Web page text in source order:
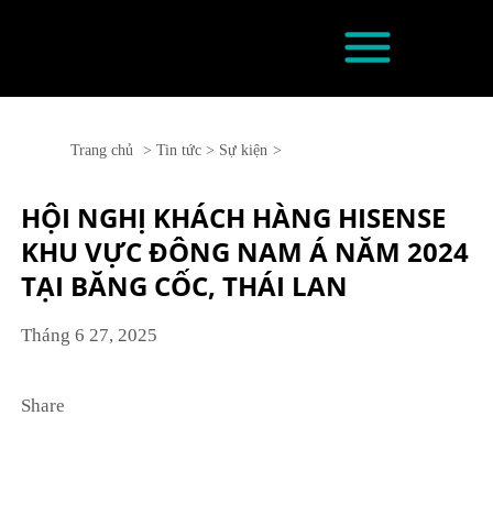
Trang chủ Tin tức Sự kiện
HỘI NGHỊ KHÁCH HÀNG HISENSE
KHU VỰC ĐÔNG NAM Á NĂM 2024
TẠI BĂNG CỐC, THÁI LAN
Tháng 6 27, 2025
Share